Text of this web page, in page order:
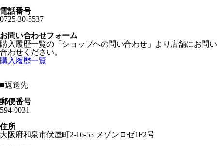
電話番号
0725-30-5537
お問い合わせフォーム
購入履歴一覧の「ショップヘの問い合わせ」より店舗にお問い
合わせください。
購入履歴一覧
■返送先
郵便番号
594-0031
住所
大阪府和泉市伏屋町2-16-53 メゾンロゼ1F2号